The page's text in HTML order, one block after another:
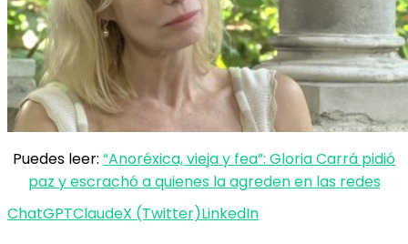
Puedes leer: “Anoréxica, vieja y fea”: Gloria Carrá pidió
paz y escrachó a quienes la agreden en las redes
ChatGPTClaudeX (Twitter)LinkedIn